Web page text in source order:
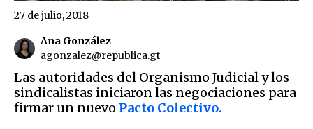
Ana González
agonzalez@republica.gt
27 de julio, 2018
Las autoridades del Organismo Judicial y los
sindicalistas iniciaron las negociaciones para
firmar un nuevo Pacto Colectivo.